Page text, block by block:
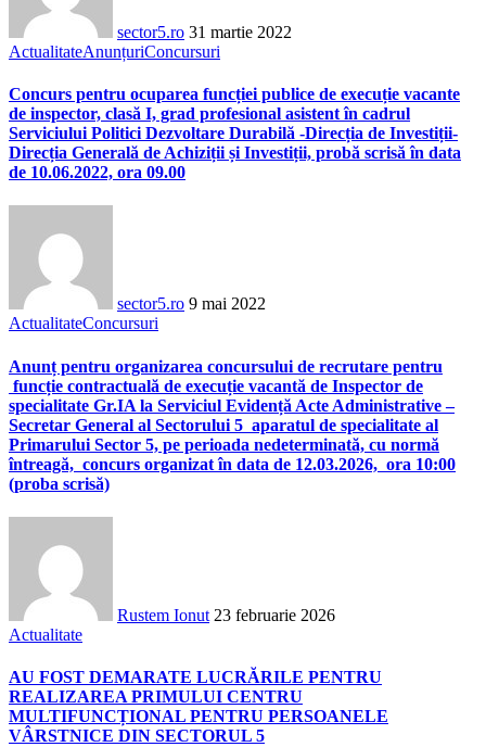
sector5.ro 31 martie 2022
ActualitateAnunțuriConcursuri
Concurs pentru ocuparea funcției publice de execuție vacante
de inspector, clasă I, grad profesional asistent în cadrul
Serviciului Politici Dezvoltare Durabilă -Direcția de Investiții-
Direcția Generală de Achiziții și Investiții, probă scrisă în data
de 10.06.2022, ora 09.00
sector5.ro 9 mai 2022
ActualitateConcursuri
Anunț pentru organizarea concursului de recrutare pentru
funcție contractuală de execuție vacantă de Inspector de
specialitate Gr.IA la Serviciul Evidență Acte Administrative –
Secretar General al Sectorului 5 aparatul de specialitate al
Primarului Sector 5, pe perioada nedeterminată, cu normă
întreagă, concurs organizat în data de 12.03.2026, ora 10:00
(proba scrisă)
Rustem Ionut 23 februarie 2026
Actualitate
AU FOST DEMARATE LUCRĂRILE PENTRU
REALIZAREA PRIMULUI CENTRU
MULTIFUNCȚIONAL PENTRU PERSOANELE
VÂRSTNICE DIN SECTORUL 5